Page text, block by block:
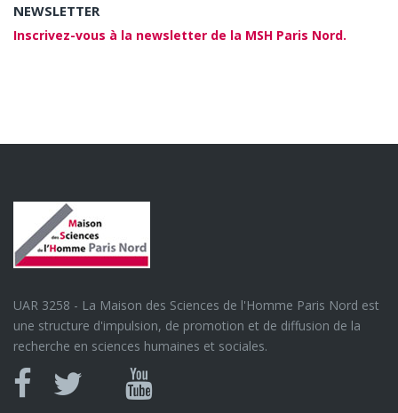
NEWSLETTER
Inscrivez-vous à la newsletter de la MSH Paris Nord.
UAR 3258 - La Maison des Sciences de l'Homme Paris Nord est
une structure d'impulsion, de promotion et de diffusion de la
recherche en sciences humaines et sociales.
Canal